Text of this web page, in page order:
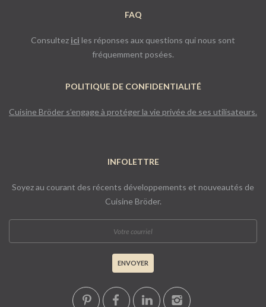
FAQ
Consultez ici les réponses aux questions qui nous sont
fréquemment posées.
POLITIQUE DE CONFIDENTIALITÉ
Cuisine Bröder s’engage à protéger la vie privée de ses utilisateurs.
INFOLETTRE
Soyez au courant des récents développements et nouveautés de
Cuisine Bröder.